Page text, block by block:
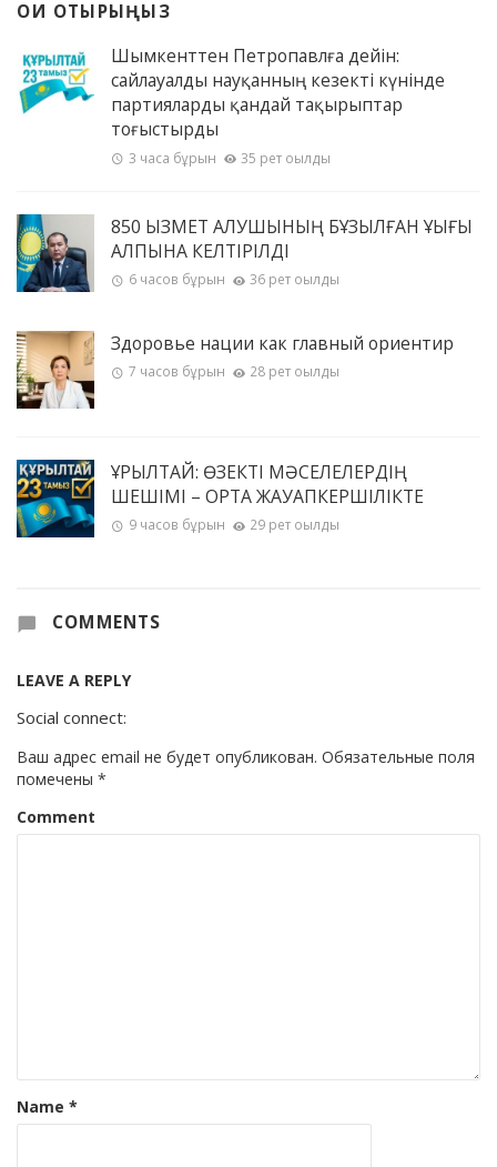
ОҚИ ОТЫРЫҢЫЗ
Шымкенттен Петропавлға дейін:
сайлауалды науқанның кезекті күнінде
партияларды қандай тақырыптар
тоғыстырды
3 часа бұрын 35 рет оқылды
850 ҚЫЗМЕТ АЛУШЫНЫҢ БҰЗЫЛҒАН ҚҰҚЫҒЫ
ҚАЛПЫНА КЕЛТІРІЛДІ
6 часов бұрын 36 рет оқылды
Здоровье нации как главный ориентир
7 часов бұрын 28 рет оқылды
ҚҰРЫЛТАЙ: ӨЗЕКТІ МӘСЕЛЕЛЕРДІҢ
ШЕШІМІ – ОРТАҚ ЖАУАПКЕРШІЛІКТЕ
9 часов бұрын 29 рет оқылды
COMMENTS
LEAVE A REPLY
Social connect:
Ваш адрес email не будет опубликован. Обязательные поля
помечены *
Comment
Name *